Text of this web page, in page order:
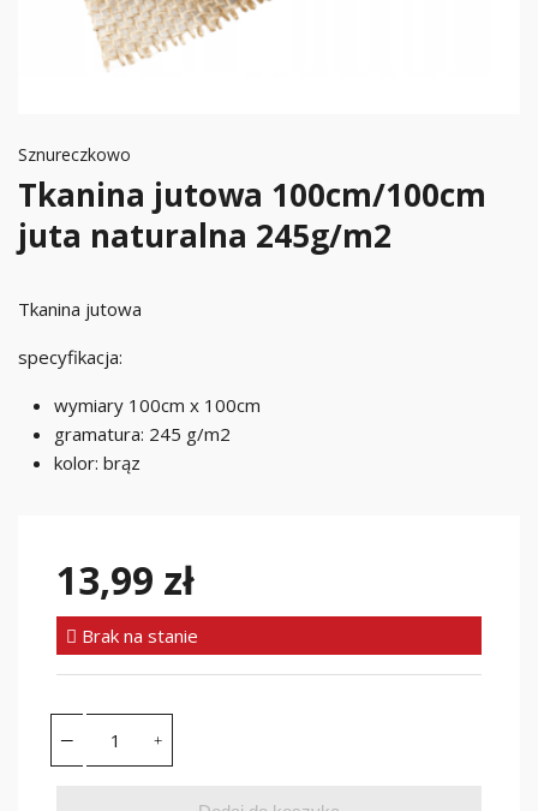
Sznureczkowo
Tkanina jutowa 100cm/100cm
juta naturalna 245g/m2
Tkanina jutowa
specyfikacja:
wymiary 100cm x 100cm
gramatura: 245 g/m2
kolor: brąz
13,99 zł
Brak na stanie